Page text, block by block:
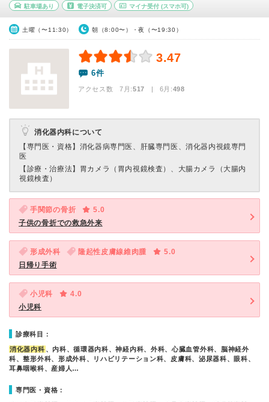
駐車場あり 電子決済可 マイナ受付 (スマホ可)
土曜（〜11:30） 朝（8:00〜）・夜（〜19:30）
3.47
6件
アクセス数 7月:517 | 6月:498
消化器内科について
【専門医・資格】 消化器病専門医、肝臓専門医、消化器内視鏡専門
医
【診療・治療法】 胃カメラ（胃内視鏡検査）、大腸カメラ（大腸内
視鏡検査）
手関節の骨折
5.0
子供の骨折での救急外来
形成外科 隆起性皮膚線維肉腫
5.0
日帰り手術
小児科
4.0
小児科
診療科目：
消化器内科 、内科、循環器内科、神経内科、外科、心臓血管外科、脳神経外
科、整形外科、形成外科、リハビリテーション科、皮膚科、泌尿器科、眼科、
耳鼻咽喉科、産婦人…
専門医・資格：